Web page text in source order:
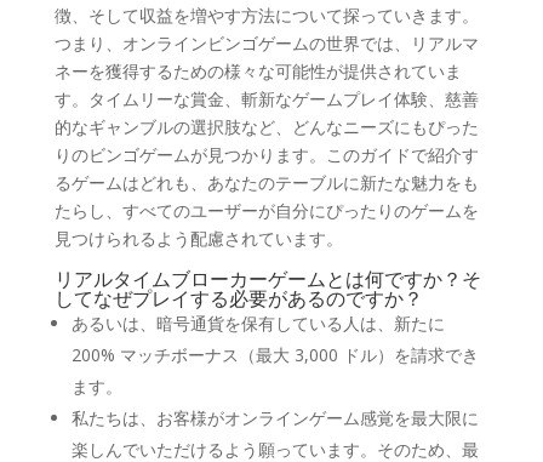
徴、そして収益を増やす方法について探っていきます。
つまり、オンラインビンゴゲームの世界では、リアルマ
ネーを獲得するための様々な可能性が提供されていま
す。タイムリーな賞金、斬新なゲームプレイ体験、慈善
的なギャンブルの選択肢など、どんなニーズにもぴった
りのビンゴゲームが見つかります。このガイドで紹介す
るゲームはどれも、あなたのテーブルに新たな魅力をも
たらし、すべてのユーザーが自分にぴったりのゲームを
見つけられるよう配慮されています。
リアルタイムブローカーゲームとは何ですか？そ
してなぜプレイする必要があるのですか？
あるいは、暗号通貨を保有している人は、新たに
200% マッチボーナス（最大 3,000 ドル）を請求でき
ます。
私たちは、お客様がオンラインゲーム感覚を最大限に
楽しんでいただけるよう願っています。そのため、最